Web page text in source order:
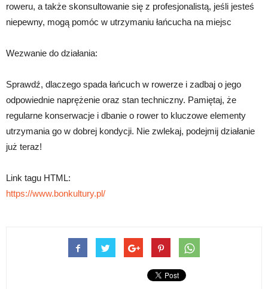
roweru, a także skonsultowanie się z profesjonalistą, jeśli jesteś
niepewny, mogą pomóc w utrzymaniu łańcucha na miejsc
Wezwanie do działania:
Sprawdź, dlaczego spada łańcuch w rowerze i zadbaj o jego
odpowiednie naprężenie oraz stan techniczny. Pamiętaj, że
regularne konserwacje i dbanie o rower to kluczowe elementy
utrzymania go w dobrej kondycji. Nie zwlekaj, podejmij działanie
już teraz!
Link tagu HTML:
https://www.bonkultury.pl/